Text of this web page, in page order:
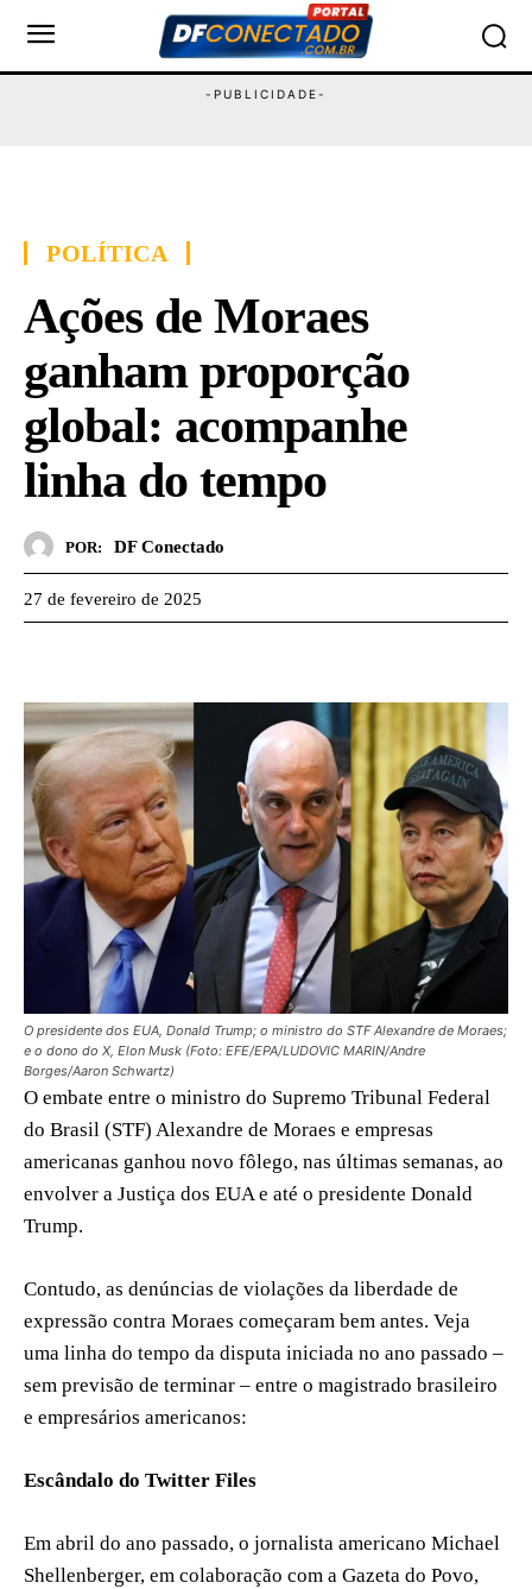
POLÍTICA
Ações de Moraes
ganham proporção
global: acompanhe
linha do tempo
POR: DF Conectado
27 de fevereiro de 2025
O presidente dos EUA, Donald Trump; o ministro do STF Alexandre de Moraes;
e o dono do X, Elon Musk (Foto: EFE/EPA/LUDOVIC MARIN/Andre
Borges/Aaron Schwartz)
O embate entre o ministro do Supremo Tribunal Federal
do Brasil (STF) Alexandre de Moraes e empresas
americanas ganhou novo fôlego, nas últimas semanas, ao
envolver a Justiça dos EUA e até o presidente Donald
Trump.
Contudo, as denúncias de violações da liberdade de
expressão contra Moraes começaram bem antes. Veja
uma linha do tempo da disputa iniciada no ano passado –
sem previsão de terminar – entre o magistrado brasileiro
e empresários americanos:
Escândalo do Twitter Files
Em abril do ano passado, o jornalista americano Michael
Shellenberger, em colaboração com a Gazeta do Povo,